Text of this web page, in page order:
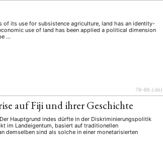
its use for subsistence agriculture, land has an identity-
use of land has been applied a political dimension
…
76–86 {:de}
auf Fiji und ihrer Geschichte
Hauptgrund indes dürfte in der Diskriminierungspolitik
im Landeigentum, basiert auf traditionellen
demselben sind als solche in einer monetarisierten